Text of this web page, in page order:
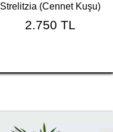
Strelitzia (Cennet Kuşu)
2.750 TL